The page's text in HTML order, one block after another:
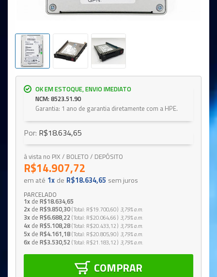
OK EM ESTOQUE, ENVIO IMEDIATO
NCM: 8523.51.90
Garantia: 1 ano de garantia diretamente com a HPE.
Por: R$18.634,65
à vista no PIX / BOLETO / DEPÓSITO
R$14.907,72
em até 1x de R$18.634,65 sem juros
PARCELADO
1x de R$18.634,65
2x de R$9.850,30 Total R$19.700,60 3,79%a.m.
3x de R$6.688,22 Total R$20.064,66 3,79%a.m.
4x de R$5.108,28 Total R$20.433,12 3,79%a.m.
5x de R$4.161,18 Total R$20.805,90 3,79%a.m.
6x de R$3.530,52 Total R$21.183,12 3,79%a.m.
COMPRAR